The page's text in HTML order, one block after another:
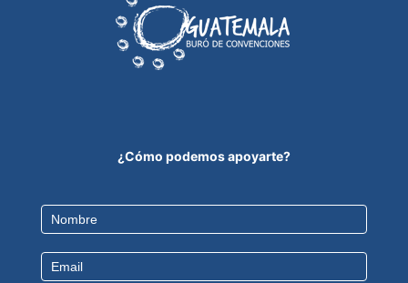
¿Cómo podemos apoyarte?
Contact
Us